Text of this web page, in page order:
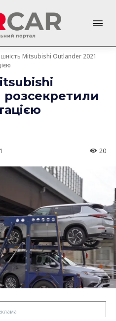
Mitsubishi Outlander 2021
розсекретили
20